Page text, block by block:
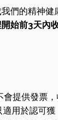
們的精神健
始前3天內
提供發票
用於認可